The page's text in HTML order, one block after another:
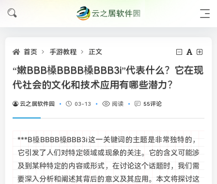
首页 手游教程 正文
“嫩BBB槡BBBB槡BBB3i”代表什么？它在现
代社会的文化和技术应用有哪些潜力？
云之居软件园 03-13 阅读 55评论
***B槡BBBB槡BBB3i这一关键词的主题是非常独特的，
它引发了人们对特定领域或现象的关注。它的含义可能涉
及到某种特定的内容或形式，在讨论这个话题时，我们需
要深入分析和阐述其背后的意义及其应用。本文将探讨这